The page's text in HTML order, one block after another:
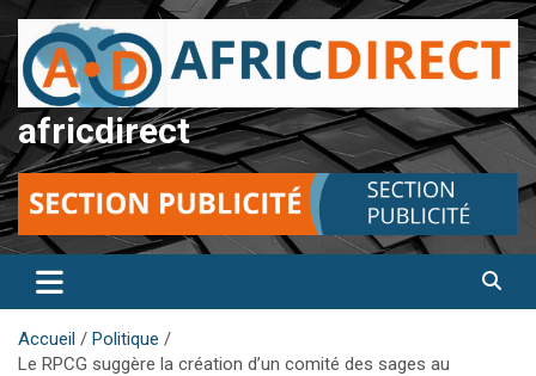
Aller
au
contenu
africdirect
Accueil
Politique
Le RPCG suggère la création d’un comité des sages au